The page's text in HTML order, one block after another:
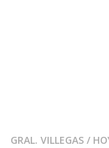
GRAL. VILLEGAS /